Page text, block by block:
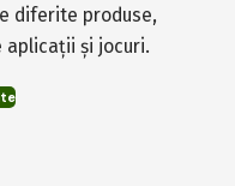
diferite produse,
și jocuri.